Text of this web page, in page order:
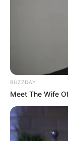
Alamat email Anda
BUZZDAY
Meet The Wife